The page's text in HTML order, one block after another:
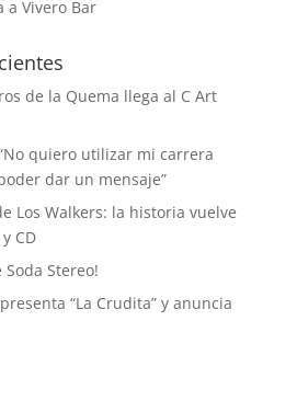
a Vivero Bar
de la Quema llega al C Art
quiero utilizar mi carrera
dar un mensaje”
Los Walkers: la historia vuelve
CD
Soda Stereo!
“La Crudita” y anuncia